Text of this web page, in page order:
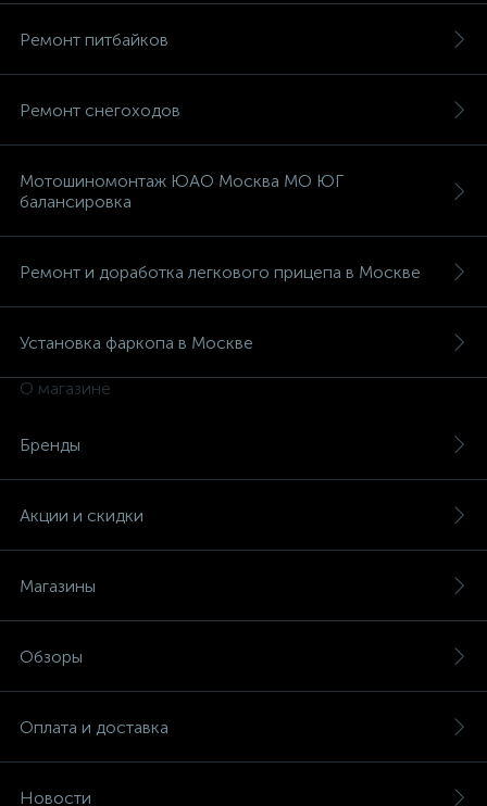
Ремонт питбайков
Ремонт снегоходов
Мотошиномонтаж ЮАО Москва МО ЮГ
балансировка
Ремонт и доработка легкового прицепа в Москве
Установка фаркопа в Москве
О магазине
Бренды
Акции и скидки
Магазины
Обзоры
Оплата и доставка
Новости